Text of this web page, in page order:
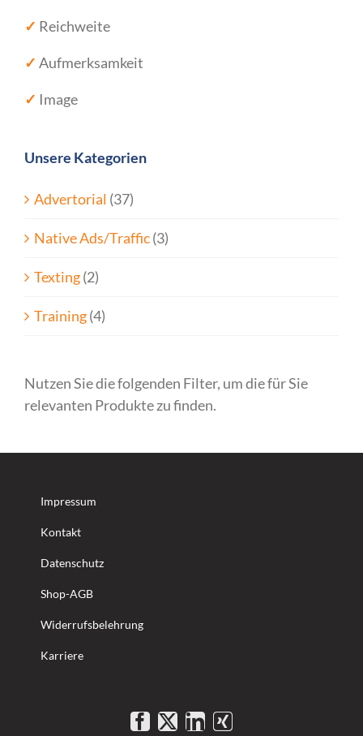
✓ Reichweite
✓ Aufmerksamkeit
✓ Image
Unsere Kategorien
Advertorial (37)
Native Ads/Traffic(3)
Texting(2)
Training(4)
Nutzen Sie die folgenden Filter, um die für Sie
relevanten Produkte zu finden.
Impressum
Kontakt
Datenschutz
Shop-AGB
Widerrufsbelehrung
Karriere